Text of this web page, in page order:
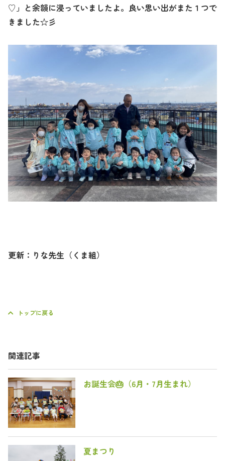
♡」と余韻に浸っていましたよ。良い思い出がまた１つで
きました☆彡
更新：りな先生（くま組）
トップに戻る
関連記事
お誕生会🎂（6月・7月生まれ）
夏まつり